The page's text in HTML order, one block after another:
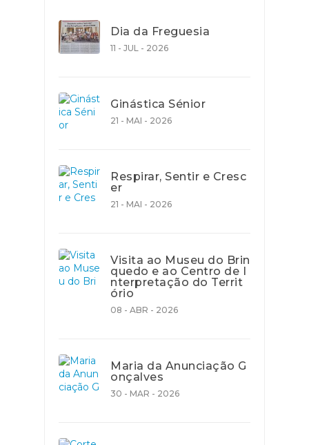
Dia da Freguesia
11 - JUL - 2026
Ginástica Sénior
21 - MAI - 2026
Respirar, Sentir e Cresc
er
21 - MAI - 2026
Visita ao Museu do Brin
quedo e ao Centro de I
nterpretação do Territ
ório
08 - ABR - 2026
Maria da Anunciação G
onçalves
30 - MAR - 2026